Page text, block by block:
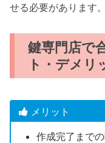
せる必要があります。
鍵専門店で
ト・デメリ
メリット
作成完了まで